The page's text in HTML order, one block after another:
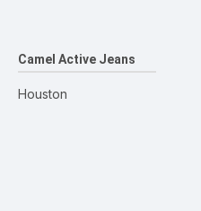
Camel Active Jeans
Houston